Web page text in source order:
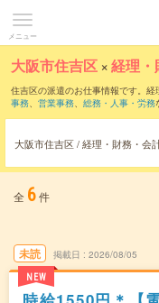
メニュー
大阪市住吉区 ×経理・
住吉区の派遣のお仕事情報です。経
事務、 営業事務、 総務・人事・労務
大阪市住吉区 / 経理・財務・会
全 6件
未読
NEW
掲載日 2026/08/05